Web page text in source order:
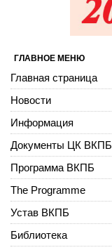
ГЛАВНОЕ МЕНЮ
Главная страница
Новости
Информация
Документы ЦК ВКПБ
Программа ВКПБ
The Programme
Устав ВКПБ
Библиотека